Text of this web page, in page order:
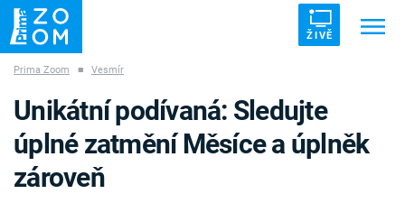
ŽIVĚ
ZÁHADY VETŘELCI DÁVNOVĚKU
Prima Zoom ■ Vesmír
Unikátní podívaná: Sledujte
úplné zatmění Měsíce a úplněk
zároveň